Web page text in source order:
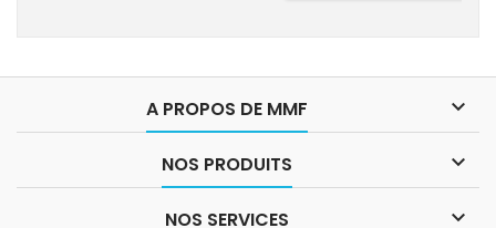
A PROPOS DE MMF 
NOS PRODUITS 
NOS SERVICES 